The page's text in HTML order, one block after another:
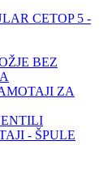
CETOP 5 -
BEZ
ZA
- ŠPULE